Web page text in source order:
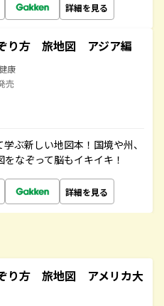
詳細を見る
り方 旅地図 アジア編
康
売
ぶ新しい地図本！国境や州、
なぞって脳もイキイキ！
詳細を見る
り方 旅地図 アメリカ大